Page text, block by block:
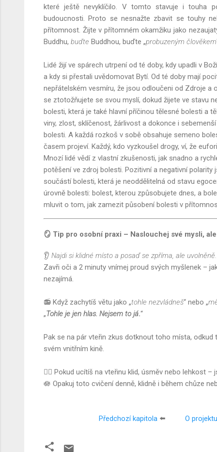
které ještě nevyklíčilo. V tomto stavuje i touha
budoucnosti. Proto se nesnažte zbavit se touhy
přítomnost. Žijte v přítomném okamžiku jako
Buddhu, buďte Buddhou, buďte „probuzeným člověkem
Lidé žijí ve spárech utrpení od té doby, kdy upadli v
a kdy si přestali uvědomovat Bytí. Od té doby mají
nepřátelském vesmíru, že jsou odloučeni od Zdroje a
se ztotožňujete se svou myslí, dokud žijete ve stavu
bolesti, která je také hlavní příčinou tělesné bolesti a
viny, zlost, sklíčenost, žárlivost a dokonce i
bolesti. A každá rozkoš v sobě obsahuje semeno
časem projeví. Každý, kdo vyzkoušel drogy, ví, že
Mnozí lidé vědí z vlastní zkušenosti, jak snadno a
potěšení ve zdroj bolesti. Pozitivní a negativní
součástí bolesti, která je neoddělitelná od stavu
úrovně bolesti: bolest, kterou způsobujete dnes, a
mluvit o tom, jak zamezit působení bolesti v
🪞 Tip pro osobní praxi – Naslouchej své mysli,
👂 Najdi si klidné místo a posaď se zpříma, ale uvolněně.
Zavři oči a 2 minuty vnímej proud svých myšlenek –
nezajímá.
📻 Když zachytíš větu jako „tohle nezvládneš“ nebo „
„Tohle je jen hlas. Nejsem to já.“
Pak se na pár vteřin zkus dotknout toho místa,
svém vnitřním kině.
🧘‍♀️ Pokud ucítíš na vteřinu klid, úsměv nebo lehkost –
🪷 Opakuj toto cvičení denně, klidně i během chůze
Předchozí kapitola ⬅️ O projektu